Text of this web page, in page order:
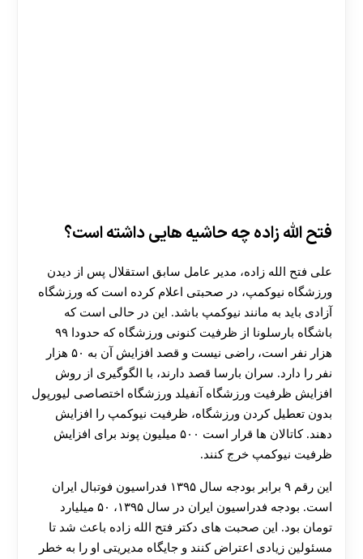
فتح الله زاده چه حاشیه هایی داشته است؟
علی فتح الله زاده، مدیر عامل سابق استقلال پس از دیدن
ورزشگاه نیوکمپ، در صحبتی اعلام کرده است که ورزشگاه
آزادی باید به مانند نیوکمپ باشد. این در حالی است که
باشگاه بارسلونا از ظرفیت کنونی ورزشگاه که حدودا ۹۹
هزار نفر است، راضی نیست و قصد افزایش آن به ۵۰ هزار
نفر را دارد. سران بارسا قصد دارند، با الگوگیری از روش
افزایش ظرفیت ورزشگاه آنفیلد ورزشگاه اختصاصی لیورپول
بدون تعطیل کردن ورزشگاه، ظرفیت نیوکمپ را افزایش
دهند. کاتالان ها قرار است ۵۰۰ میلیون پوند برای افزایش
ظرفیت نیوکمپ خرج کنند.
این رقم ۹ برابر بودجه سال ۱۳۹۵ فدراسیون فوتبال ایران
است. بودجه فدراسیون ایران در سال ۱۳۹۵، ۵۰ میلیارد
تومان بود. این صحبت های دکتر فتح الله زاده باعث شد تا
مسئولین زیادی اعتراض کنند و جایگاه مدیریتی او را به خطر